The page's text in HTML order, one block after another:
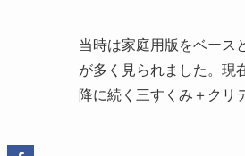
当時は家庭用版をベース
が多く見られました。現
降に続く三すくみ＋クリ